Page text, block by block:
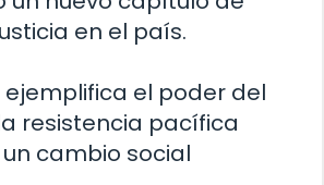
en el país.
ejemplifica el poder del
resistencia pacífica
cambio social